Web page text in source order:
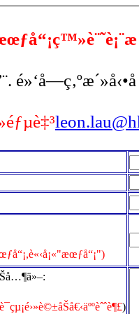
)